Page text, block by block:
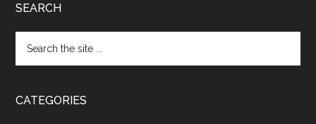
SEARCH
the
CATEGORIES